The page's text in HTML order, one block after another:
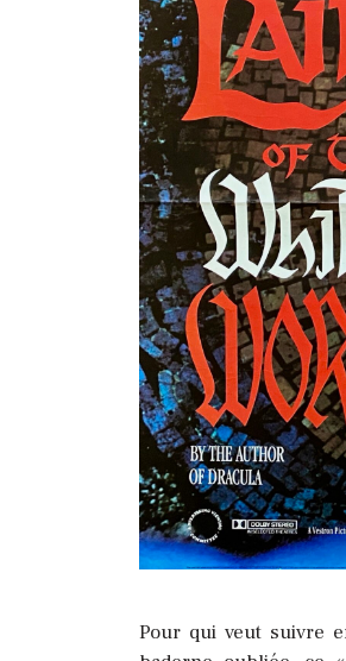
Pour qui veut suivre